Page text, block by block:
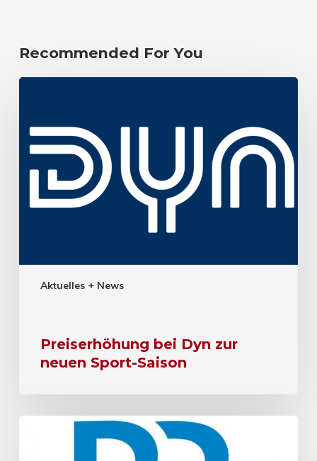
Recommended For You
Aktuelles + News
Preiserhöhung bei Dyn zur
neuen Sport-Saison